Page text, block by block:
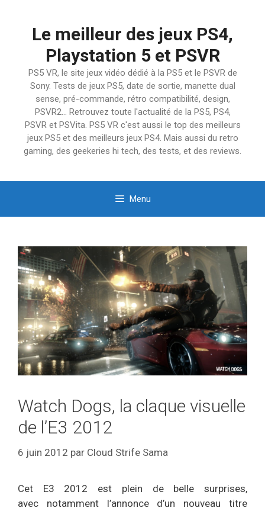
Le meilleur des jeux PS4,
Playstation 5 et PSVR
PS5 VR, le site jeux vidéo dédié à la PS5 et le PSVR de
Sony. Tests de jeux PS5, date de sortie, manette dual
sense, pré-commande, rétro compatibilité, design,
PSVR2… Retrouvez toute l'actualité de la PS5, PS4,
PSVR et PSVita. PS5 VR c'est aussi le top des meilleurs
jeux PS5 et des meilleurs jeux PS4. Mais aussi du retro
gaming, des geekeries hi tech, des tests, et des reviews.
Menu
Watch Dogs, la claque visuelle
de l’E3 2012
6 juin 2012 par Cloud Strife Sama
Cet E3 2012 est plein de belle surprises,
avec notamment l’annonce d’un nouveau titre